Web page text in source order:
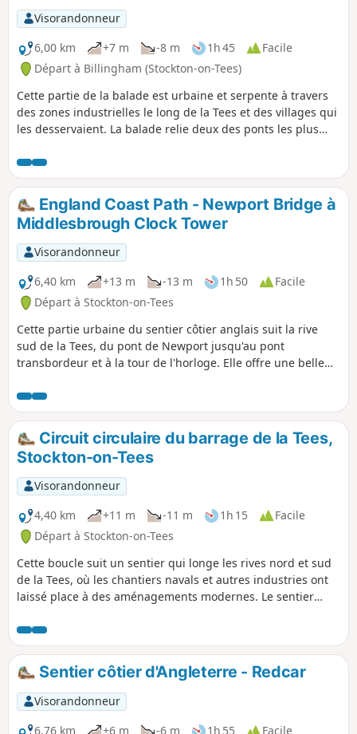
Visorandonneur
6,00 km
+7 m -8 m 1h 45
Facile
Départ à Billingham (Stockton-on-Tees)
Cette partie de la balade est urbaine et serpente à travers
des zones industrielles le long de la Tees et des villages qui
les desservaient. La balade relie deux des ponts les plus
Newport Bridge. Tout au long de la balade, tu pourras voir
des traces de l'industrie lourde d'hier et d'aujourd'hui. La
plupart des sentiers de randonnée longent les routes
principales, donc fais attention à la circulation.
England Coast Path - Newport Bridge à
Middlesbrough Clock Tower
Visorandonneur
6,40 km
+13 m -13 m 1h 50
Facile
Départ à Stockton-on-Tees
Cette partie urbaine du sentier côtier anglais suit la rive
sud de la Tees, du pont de Newport jusqu'au pont
transbordeur et à la tour de l'horloge. Elle offre une belle
est accessible même s'il traverse une zone industrielle de
Middlesbrough. Cette partie peut facilement être combinée
avec une visite du centre-ville de Middlesbrough.
Circuit circulaire du barrage de la Tees,
Stockton-on-Tees
Visorandonneur
4,40 km
+11 m -11 m 1h 15
Facile
Départ à Stockton-on-Tees
Cette boucle suit un sentier qui longe les rives nord et sud
de la Tees, où les chantiers navals et autres industries ont
laissé place à des aménagements modernes. Le sentier
sur le pont Infinity Bridge. Il est aussi entièrement
accessible.
Sentier côtier d'Angleterre - Redcar
Visorandonneur
6,76 km
+6 m -6 m 1h 55 Facile